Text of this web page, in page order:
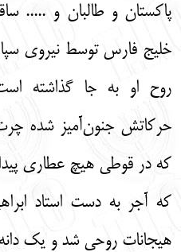
پاکستان و طالبان و .....
خلیج فارس توسط نیروی
روح او به جا گذاشته
حرکاتش جنون‌آمیز شده
که در قوطی هیچ عطاری
که آجر به دست استاد
هیجانات روحی شد و یک